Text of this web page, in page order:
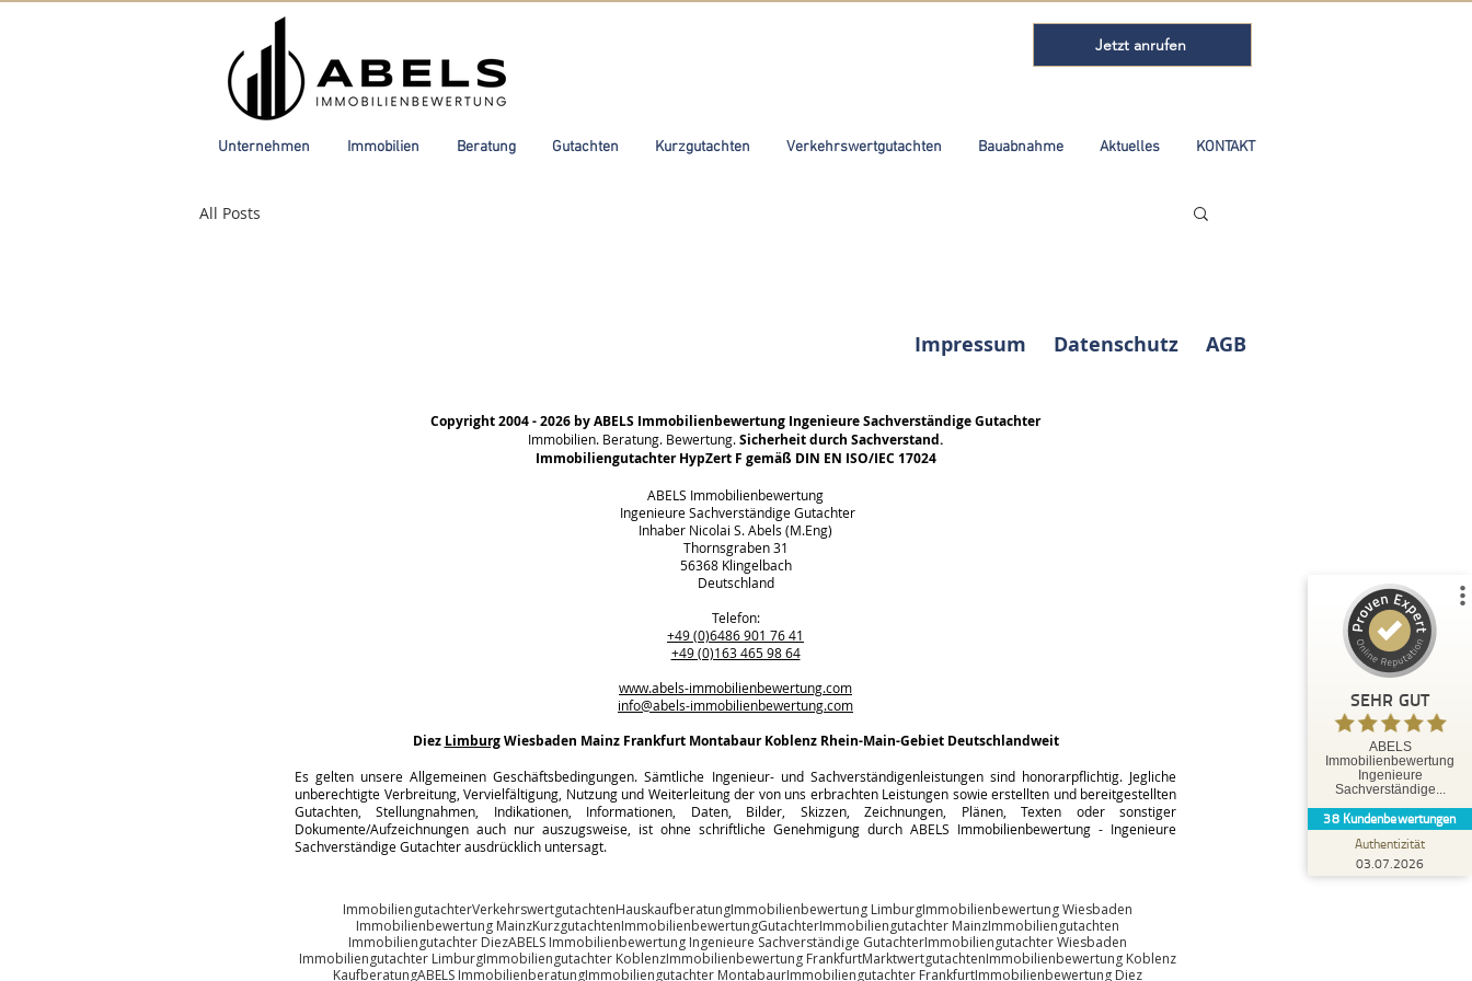
Jetzt anrufen
Unternehmen Immobilien Beratung Gutachten Kurzgutachten Verkehrswertgutachten Bauabnahme Aktuelles KONTAKT
All Posts
Impressum Datenschutz AGB
Copyright 2004 - 2026 by ABELS Immobilienbewertung Ingenieure Sachverständige Gutachter
Immobilien. Beratung. Bewertung.Sicherheit durch Sachverstand.
Immobiliengutachter HypZert F gemäß DIN EN ISO/IEC 17024
ABELS Immobilienbewertung
Ingenieure Sachverständige Gutachter
Inhaber Nicolai S. Abels (M.Eng)
Thornsgraben 31
56368 Klingelbach
Deutschland
Telefon:
+49 (0)6486 901 76 41
+49 (0)163 465 98 64
www.abels-immobilienbewertung.com
info@abels-immobilienbewertung.com
Diez LimburgWiesbaden Mainz Frankfurt Montabaur Koblenz Rhein-Main-Gebiet Deutschlandweit
Es gelten unsere Allgemeinen Geschäftsbedingungen. Sämtliche Ingenieur- und Sachverständigenleistungen sind honorarpflichtig. Jegliche
unberechtigte Verbreitung, Vervielfältigung, Nutzung und Weiterleitung der von uns erbrachten Leistungen sowie erstellten und bereitgestellten
Gutachten, Stellungnahmen, Indikationen, Informationen, Daten, Bilder, Skizzen, Zeichnungen, Plänen, Texten oder sonstiger
Dokumente/Aufzeichnungen auch nur auszugsweise, ist ohne schriftliche Genehmigung durch ABELS Immobilienbewertung - Ingenieure
Sachverständige Gutachter ausdrücklich untersagt.
ImmobiliengutachterVerkehrswertgutachtenHauskaufberatungImmobilienbewertung LimburgImmobilienbewertung Wiesbaden
Immobilienbewertung MainzKurzgutachtenImmobilienbewertungGutachterImmobiliengutachter MainzImmobiliengutachten
Immobiliengutachter DiezABELS Immobilienbewertung Ingenieure Sachverständige GutachterImmobiliengutachter Wiesbaden
Immobiliengutachter LimburgImmobiliengutachter KoblenzImmobilienbewertung FrankfurtMarktwertgutachtenImmobilienbewertung Koblenz
KaufberatungABELS ImmobilienberatungImmobiliengutachter MontabaurImmobiliengutachter FrankfurtImmobilienbewertung Diez
SEHR GUT
ABELS
Immobilienbewertung
Ingenieure
Sachverständige...
38 Kundenbewertungen
Authentizität
03.07.2026
3
Bewertungen auf
ProvenExpert.com
Blick aufs ProvenExpert-Profil werfen
Tobias O.
5,00
bestens betreut. Die Leistungen von Herrn
Abels können wir ausdr...